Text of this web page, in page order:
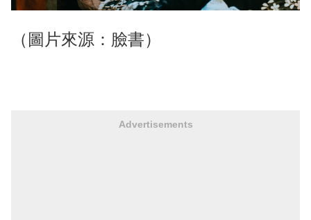
（圖片來源：臉書）
Advertisements